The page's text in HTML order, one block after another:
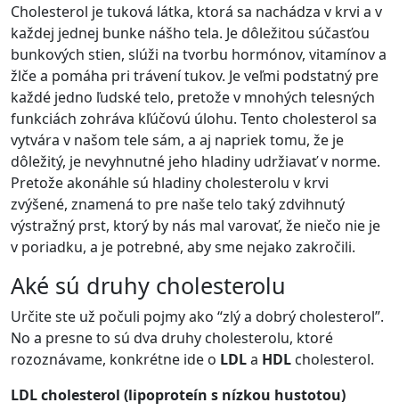
Cholesterol je tuková látka, ktorá sa nachádza v krvi a v
každej jednej bunke nášho tela. Je dôležitou súčasťou
bunkových stien, slúži na tvorbu hormónov, vitamínov a
žlče a pomáha pri trávení tukov. Je veľmi podstatný pre
každé jedno ľudské telo, pretože v mnohých telesných
funkciách zohráva kľúčovú úlohu. Tento cholesterol sa
vytvára v našom tele sám, a aj napriek tomu, že je
dôležitý, je nevyhnutné jeho hladiny udržiavať v norme.
Pretože akonáhle sú hladiny cholesterolu v krvi
zvýšené, znamená to pre naše telo taký zdvihnutý
výstražný prst, ktorý by nás mal varovať, že niečo nie je
v poriadku, a je potrebné, aby sme nejako zakročili.
Aké sú druhy cholesterolu
Určite ste už počuli pojmy ako “zlý a dobrý cholesterol”.
No a presne to sú dva druhy cholesterolu, ktoré
rozoznávame, konkrétne ide o LDLa HDL cholesterol.
LDL cholesterol (lipoproteín s nízkou hustotou)